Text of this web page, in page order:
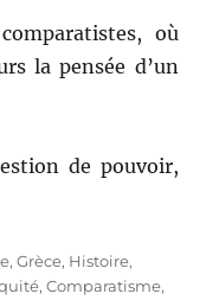
où
la pensée d’un
de pouvoir,
,Grèce, Histoire,
,Comparatisme,